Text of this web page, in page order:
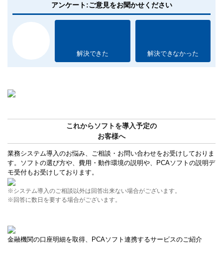
アンケート:ご意見をお聞かせください
解決できた 解決できなかった
これからソフトを導入予定の
お客様へ
業務システム導入のお悩み、ご相談・お問い合わせをお受けしておりま
す。ソフトの選び方や、費用・動作環境の説明や、PCAソフトの説明デ
モ受付もお受けしております。
※システム導入のご相談以外は回答出来ない場合がございます。
※回答に数日を要する場合がございます。
金融機関の口座明細を取得、PCAソフト連携するサービスのご紹介